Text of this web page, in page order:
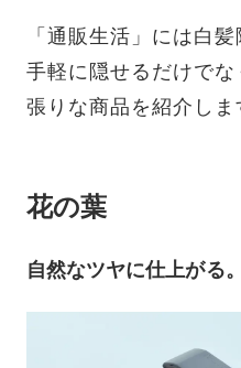
「通販生活」には白
手軽に隠せるだけで
張りな商品を紹介しま
花の葉
自然なツヤに仕上がる